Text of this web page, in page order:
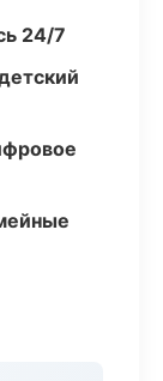
24/7